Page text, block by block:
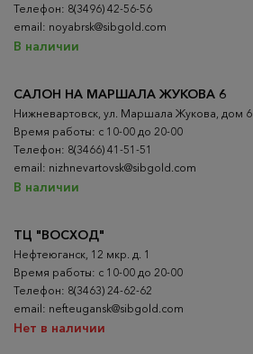
Телефон: 8(3496) 42-56-56
email: noyabrsk@sibgold.com
В наличии
ТЦ "ВОСХОД"
Нефтеюганск, 12 мкр. д. 1
Время работы: с 10-00 до 20-00
Телефон: 8(3463) 24-62-62
email: nefteugansk@sibgold.com
Нет в наличии
САЛОН НА МАРШАЛА ЖУКОВА 6
Нижневартовск, ул. Маршала Жукова, дом 6
Время работы: с 10-00 до 20-00
Телефон: 8(3466) 41-51-51
email: nizhnevartovsk@sibgold.com
В наличии